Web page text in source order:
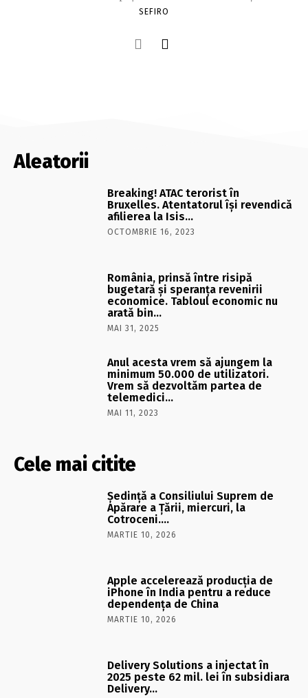
SEFIRO
Aleatorii
Breaking! ATAC terorist în
Bruxelles. Atentatorul îşi revendică
afilierea la Isis…
OCTOMBRIE 16, 2023
România, prinsă între risipă
bugetară şi speranţa revenirii
economice. Tabloul economic nu
arată bin…
MAI 31, 2025
Anul acesta vrem să ajungem la
minimum 50.000 de utilizatori.
Vrem să dezvoltăm partea de
telemedici…
MAI 11, 2023
Cele mai citite
Şedinţă a Consiliului Suprem de
Apărare a Ţării, miercuri, la
Cotroceni….
MARTIE 10, 2026
Apple accelerează producția de
iPhone în India pentru a reduce
dependența de China
MARTIE 10, 2026
Delivery Solutions a injectat în
2025 peste 62 mil. lei în subsidiara
Delivery…